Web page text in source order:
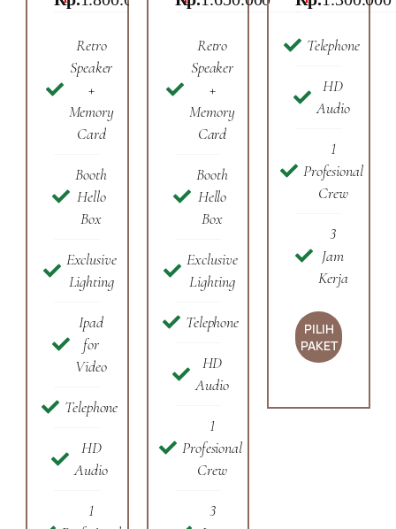
Retro
Speaker
+
Memory
Card
Booth
Hello
Box
Exclusive
Lighting
Ipad
for
Video
Telephone
HD
Audio
1
Retro
Speaker
+
Memory
Card
Booth
Hello
Box
Exclusive
Lighting
Telephone
HD
Audio
1
Profesional
Crew
3
Telephone
HD
Audio
1
Profesional
Crew
3
Jam
Kerja
PILIH
PAKET